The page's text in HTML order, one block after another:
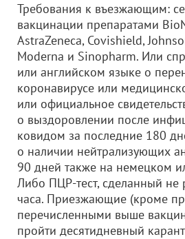
Требования к въезжающим:
вакцинации препаратами
AstraZeneca, Covishield,
Moderna и Sinopharm. Или
или английском языке о
коронавирусе или
или официальное
о выздоровлении после
ковидом за последние 180
о наличии нейтрализующих
90 дней также на немецком
Либо ПЦР-тест, сделанный не
часа. Приезжающие (кроме
перечисленными выше
пройти десятидневный